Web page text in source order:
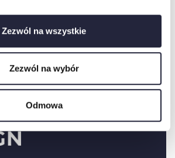
Zezwól na wszystkie
Zezwól na wybór
Odmowa
Łóżko tapicerowane AGATA
Wybierz opcje